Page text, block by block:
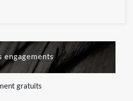
engagements
gratuits